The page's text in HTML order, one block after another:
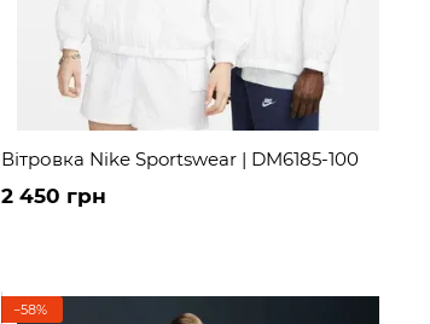
Вітровка Nike Sportswear | DM6185-100
2 450 грн
−58%